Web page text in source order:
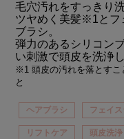
毛穴汚れをすっきり
ツヤめく美髪※1とフ
ブラシ。
弾力のあるシリコン
い刺激で頭皮を洗浄し
※1 頭皮の汚れを落とす
と
ヘアブラシ フェイ
リフトケア 頭皮洗浄